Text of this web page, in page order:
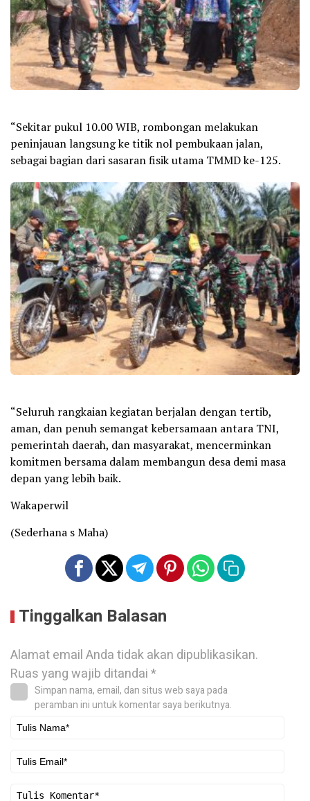
“Sekitar pukul 10.00 WIB, rombongan melakukan
peninjauan langsung ke titik nol pembukaan jalan,
sebagai bagian dari sasaran fisik utama TMMD ke-125.
“Seluruh rangkaian kegiatan berjalan dengan tertib,
aman, dan penuh semangat kebersamaan antara TNI,
pemerintah daerah, dan masyarakat, mencerminkan
komitmen bersama dalam membangun desa demi masa
depan yang lebih baik.
Wakaperwil
(Sederhana s Maha)
Tinggalkan Balasan
Alamat email Anda tidak akan dipublikasikan.
Ruas yang wajib ditandai*
Simpan nama, email, dan situs web saya pada
peramban ini untuk komentar saya berikutnya.